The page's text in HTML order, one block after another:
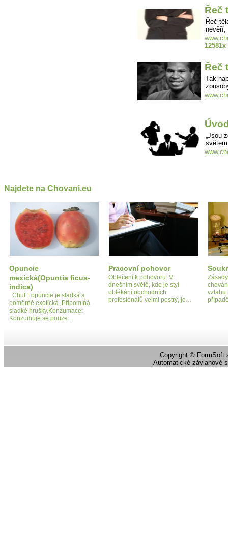
Řeč
Řeč
nevěří,
12581x
Řeč
Tak
„Jsou
Najdete na Chovani.eu
Opuncie
mexická(Opuntia ficus-
indica)
Chuť : opuncie je sladká a
poměrně exotická. Připomíná
sladké hrušky.Konzumace:
Konzumuje se pouze…
Pracovní pohovor
Oblečení k pohovoru: V
dnešním světě, kde je styl
oblékání obchodních
profesionálů velmi pestrý, je…
vztahu
Copyright © FormSoft
Automatické závlahové